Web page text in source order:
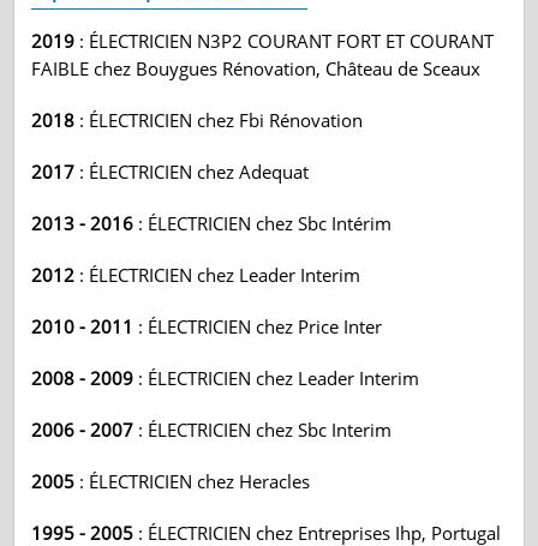
2019 : ÉLECTRICIEN N3P2 COURANT FORT ET COURANT
FAIBLE chez Bouygues Rénovation, Château de Sceaux
2018 : ÉLECTRICIEN chez Fbi Rénovation
2017 : ÉLECTRICIEN chez Adequat
2013 - 2016 : ÉLECTRICIEN chez Sbc Intérim
2012 : ÉLECTRICIEN chez Leader Interim
2010 - 2011 : ÉLECTRICIEN chez Price Inter
2008 - 2009 : ÉLECTRICIEN chez Leader Interim
2006 - 2007 : ÉLECTRICIEN chez Sbc Interim
2005 : ÉLECTRICIEN chez Heracles
1995 - 2005 : ÉLECTRICIEN chez Entreprises Ihp, Portugal